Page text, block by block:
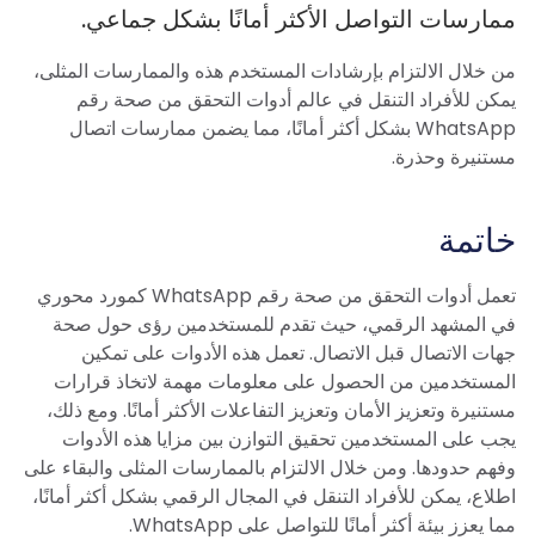
ممارسات التواصل الأكثر أمانًا بشكل جماعي.
من خلال الالتزام بإرشادات المستخدم هذه والممارسات المثلى،
يمكن للأفراد التنقل في عالم أدوات التحقق من صحة رقم
WhatsApp بشكل أكثر أمانًا، مما يضمن ممارسات اتصال
مستنيرة وحذرة.
خاتمة
تعمل أدوات التحقق من صحة رقم WhatsApp كمورد محوري
في المشهد الرقمي، حيث تقدم للمستخدمين رؤى حول صحة
جهات الاتصال قبل الاتصال. تعمل هذه الأدوات على تمكين
المستخدمين من الحصول على معلومات مهمة لاتخاذ قرارات
مستنيرة وتعزيز الأمان وتعزيز التفاعلات الأكثر أمانًا. ومع ذلك،
يجب على المستخدمين تحقيق التوازن بين مزايا هذه الأدوات
وفهم حدودها. ومن خلال الالتزام بالممارسات المثلى والبقاء على
اطلاع، يمكن للأفراد التنقل في المجال الرقمي بشكل أكثر أمانًا،
مما يعزز بيئة أكثر أمانًا للتواصل على WhatsApp.